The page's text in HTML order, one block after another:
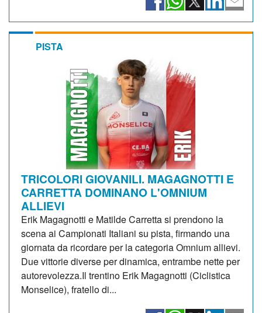
PISTA
TRICOLORI GIOVANILI. MAGAGNOTTI E
CARRETTA DOMINANO L'OMNIUM
ALLIEVI
Erik Magagnotti e Matilde Carretta si prendono la
scena ai Campionati Italiani su pista, firmando una
giornata da ricordare per la categoria Omnium allievi.
Due vittorie diverse per dinamica, entrambe nette per
autorevolezza.Il trentino Erik Magagnotti (Ciclistica
Monselice), fratello di...